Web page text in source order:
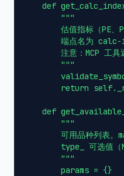
def
        """
估值指标（PE、
端点名为
注意：MCP 工具
        """
return
def
        """
可用品种列表。
type_ 可选值
        """
        params = {}